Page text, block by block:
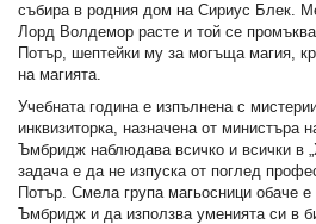
събира в родния дом на Сириус Блек.
Лорд Волдемор расте и той се
Потър, шептейки му за могъща магия,
на магията.
Учебната година е изпълнена с
инквизиторка, назначена от министъра
Ъмбридж наблюдава всичко и всички в
задача е да не изпуска от поглед
Потър. Смела група магьосници обаче
Ъмбридж и да използва уменията си в